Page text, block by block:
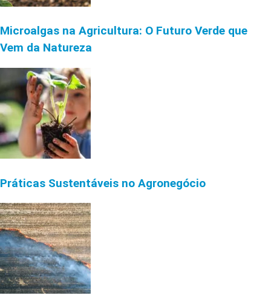
Microalgas na Agricultura: O Futuro Verde que
Vem da Natureza
Práticas Sustentáveis no Agronegócio